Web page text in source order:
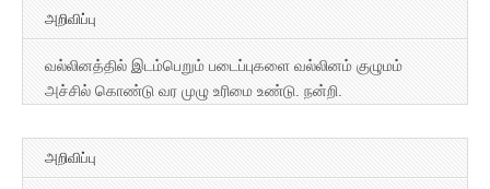
அறிவிப்பு
வல்லினத்தில் இடம்பெறும் படைப்புகளை வல்லினம் குழுமம்
அச்சில் கொண்டு வர முழு உரிமை உண்டு. நன்றி.
அறிவிப்பு